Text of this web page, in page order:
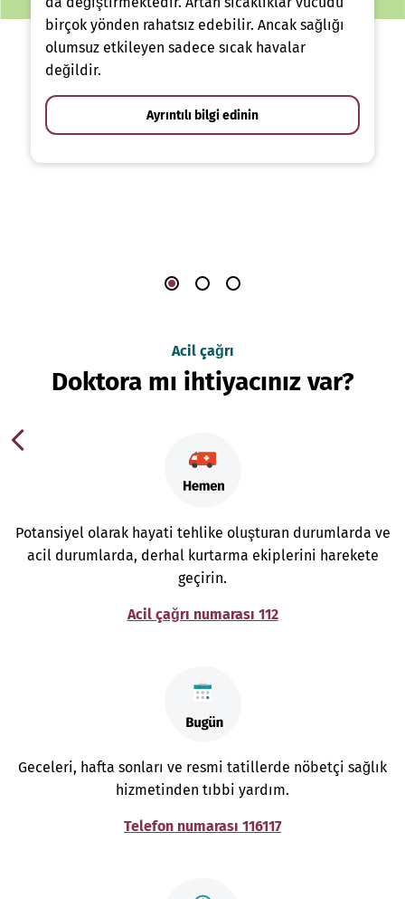
birçok yönden rahatsız edebilir. Ancak sağlığı
olumsuz etkileyen sadece sıcak havalar
değildir.
Ayrıntılı bilgi edinin
Acil çağrı
Doktora mı ihtiyacınız var?
Potansiyel olarak hayati tehlike oluşturan durumlarda ve
acil durumlarda, derhal kurtarma ekiplerini harekete
geçirin.
Acil çağrı numarası 112
Geceleri, hafta sonları ve resmi tatillerde nöbetçi sağlık
hizmetinden tıbbi yardım.
Telefon numarası 116117